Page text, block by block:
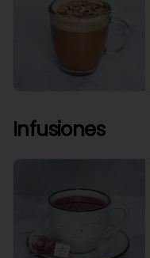
Infusiones